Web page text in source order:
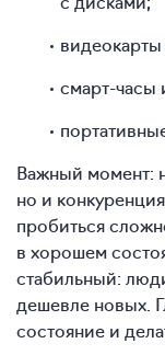
смарт-часы
Важный момент:
но и
пробиться
в хорошем
стабильный:
дешевле новых.
состояние и